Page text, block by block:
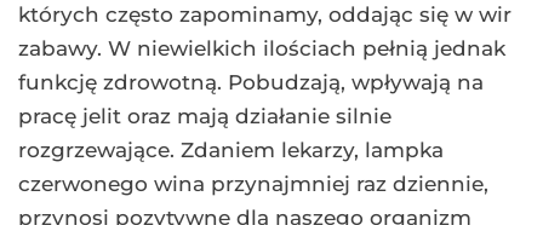
których często zapominamy, oddając się w wir
zabawy. W niewielkich ilościach pełnią jednak
funkcję zdrowotną. Pobudzają, wpływają na
pracę jelit oraz mają działanie silnie
rozgrzewające. Zdaniem lekarzy, lampka
czerwonego wina przynajmniej raz dziennie,
przynosi pozytywne dla naszego organizm